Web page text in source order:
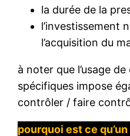
la durée de la
l’investissement
l’acquisition du
à noter que l’usage
spécifiques impose
contrôler / faire
pourquoi est ce